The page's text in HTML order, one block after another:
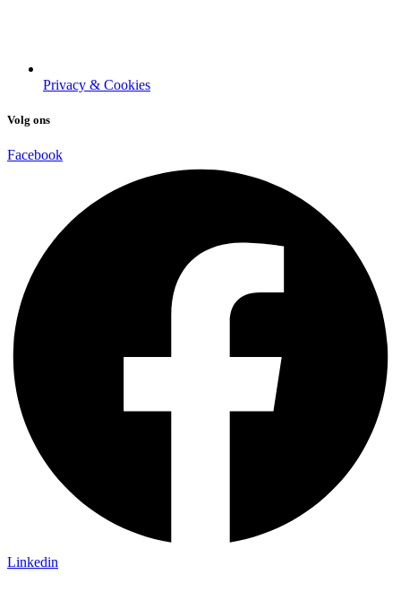
Privacy & Cookies
Volg ons
Facebook
Linkedin